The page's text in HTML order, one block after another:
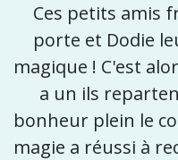
Ces petits amis
porte et Dodie
magique ! C'est
a un ils
bonheur plein le
magie a réussi à